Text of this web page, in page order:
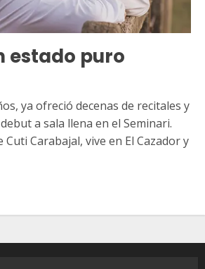
estado puro
ya ofreció decenas de recitales y
a sala llena en el Seminari.
Carabajal, vive en El Cazador y